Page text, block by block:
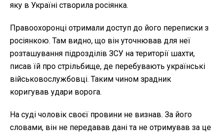
яку в Україні створила росіянка.
Правоохоронці отримали доступ до його переписки з
росіянкою. Там видно, що він уточнював для неї
розташування підрозділів ЗСУ на території шахти,
писав їй про стрільбище, де перебувають українські
військовослужбовці. Таким чином зрадник
коригував удари ворога.
На суді чоловік своєї провини не визнав. За його
словами, він не передавав дані та не отримував за це